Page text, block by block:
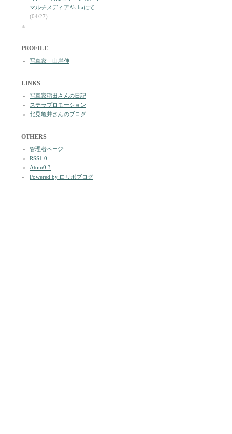
マルチメディアAkibaにて
(04/27)
a
PROFILE
写真家 山岸伸
LINKS
写真家稲田さんの日記
ステラプロモーション
北見亀井さんのブログ
OTHERS
管理者ページ
RSS1.0
Atom0.3
Powered by ロリポブログ